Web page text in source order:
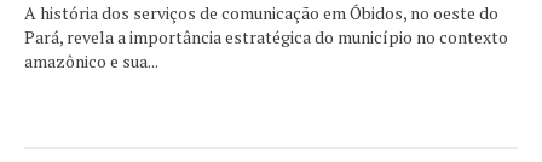
A história dos serviços de comunicação em Óbidos, no oeste do
Pará, revela a importância estratégica do município no contexto
amazônico e sua...